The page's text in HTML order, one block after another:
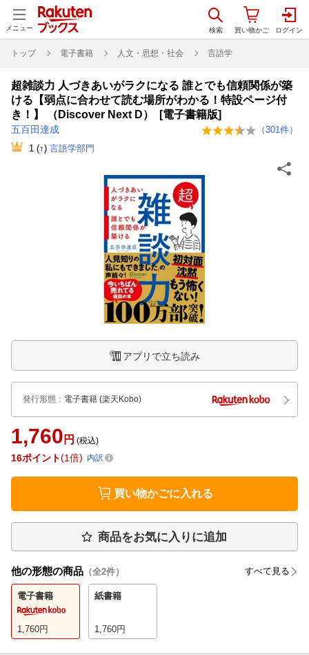
メニュー
トップ 電子書籍 人文・思想・社会 言語学
超雑談力 人づきあいがラクになる 誰とでも信頼関係が築
ける【弱点に合わせて読む場所がわかる！特設ページ付
き！】 （Discover Next D） [電子書籍版]
五百田達成 （301件）
1 (↑) 言語学部門
アプリで立ち読み
発行形態 ： 電子書籍 (楽天Kobo)
1,760 円 (税込)
16ポイント 1倍 内訳
買い物かごに入れる
商品をお気に入りに追加
他の形態の商品 （全2件） すべて見る
電子書籍
1,760円
紙書籍
1,760円